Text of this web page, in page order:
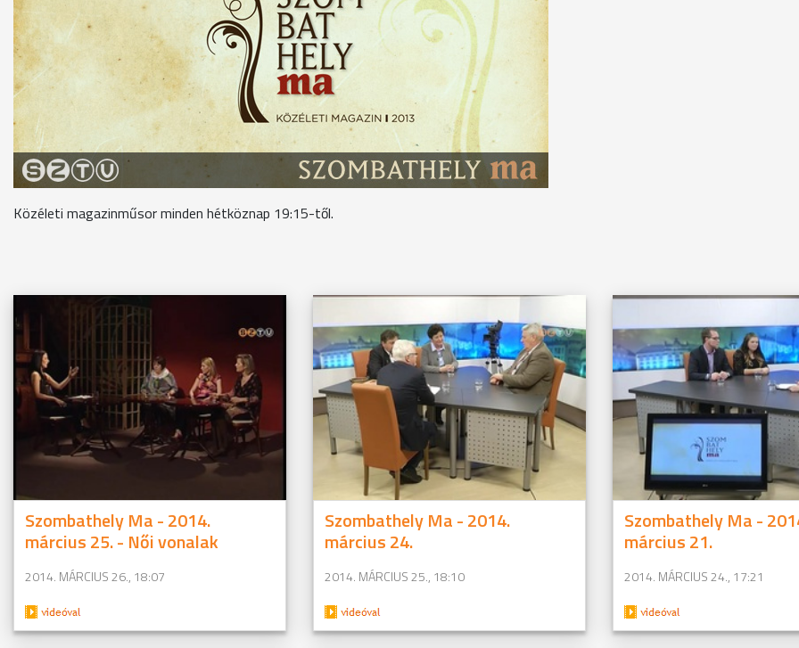
Közéleti magazinműsor minden hétköznap 19:15-től.
Szombathely Ma - 2014.
március 25. - Női vonalak
2014. MÁRCIUS 26., 18:07
Szombathely Ma - 2014.
március 24.
2014. MÁRCIUS 25., 18:10
Szombathely Ma -
március 21.
2014. MÁRCIUS 24., 17:21